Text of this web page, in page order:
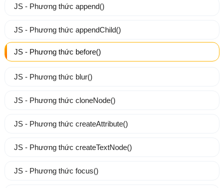
JS - Phương thức append()
JS - Phương thức appendChild()
JS - Phương thức before()
JS - Phương thức blur()
JS - Phương thức cloneNode()
JS - Phương thức createAttribute()
JS - Phương thức createTextNode()
JS - Phương thức focus()